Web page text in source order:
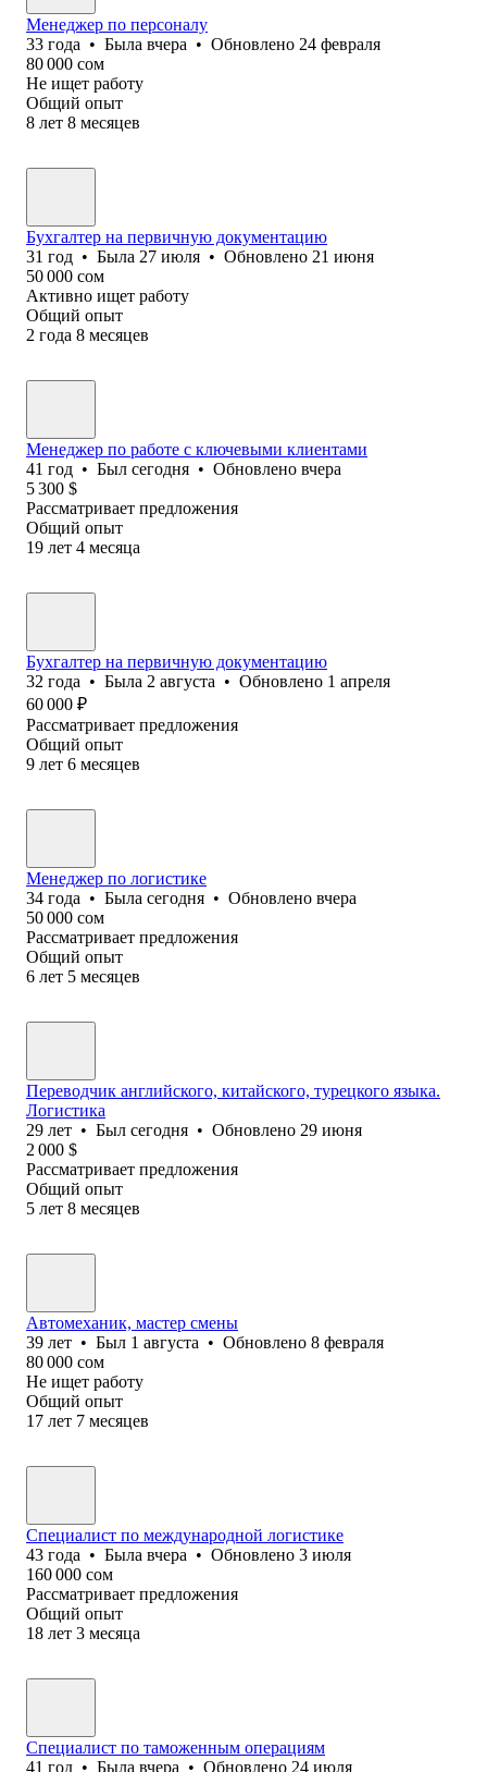
Менеджер по персоналу
33 года • Была вчера • Обновлено 24 февраля
80 000 сом
Не ищет работу
Общий опыт
8 лет 8 месяцев
Бухгалтер на первичную документацию
31 год • Была 27 июля • Обновлено 21 июня
50 000 сом
Активно ищет работу
Общий опыт
2 года 8 месяцев
Менеджер по работе с ключевыми клиентами
41 год • Был сегодня • Обновлено вчера
5 300 $
Рассматривает предложения
Общий опыт
19 лет 4 месяца
Бухгалтер на первичную документацию
32 года • Была 2 августа • Обновлено 1 апреля
60 000 ₽
Рассматривает предложения
Общий опыт
9 лет 6 месяцев
Менеджер по логистике
34 года • Была сегодня • Обновлено вчера
50 000 сом
Рассматривает предложения
Общий опыт
6 лет 5 месяцев
Переводчик английского, китайского, турецкого языка.
Логистика
29 лет • Был сегодня • Обновлено 29 июня
2 000 $
Рассматривает предложения
Общий опыт
5 лет 8 месяцев
Автомеханик, мастер смены
39 лет • Был 1 августа • Обновлено 8 февраля
80 000 сом
Не ищет работу
Общий опыт
17 лет 7 месяцев
Специалист по международной логистике
43 года • Была вчера • Обновлено 3 июля
160 000 сом
Рассматривает предложения
Общий опыт
18 лет 3 месяца
Специалист по таможенным операциям
41 год • Была вчера • Обновлено 24 июля